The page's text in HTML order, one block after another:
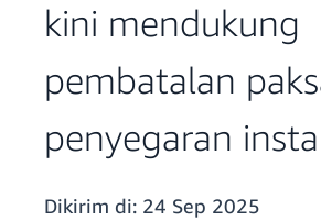
kini mendukung
pembatalan
penyegaran
Dikirim di: 24 Sep 2025